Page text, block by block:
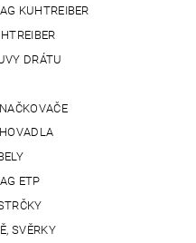
KUHTREIBER
DRÁTU
ETP
SVĚRKY